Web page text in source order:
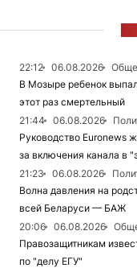
22:12 06.08.2026
В Мозыре ребенок
этот раз смертельный
21:44
06.08.2026
Руководство Euronews
за включения канала в
21:23
06.08.2026
Волна давления на
всей Беларуси — БАЖ
20:06
06.08.2026
Правозащитникам
по "делу ЕГУ"